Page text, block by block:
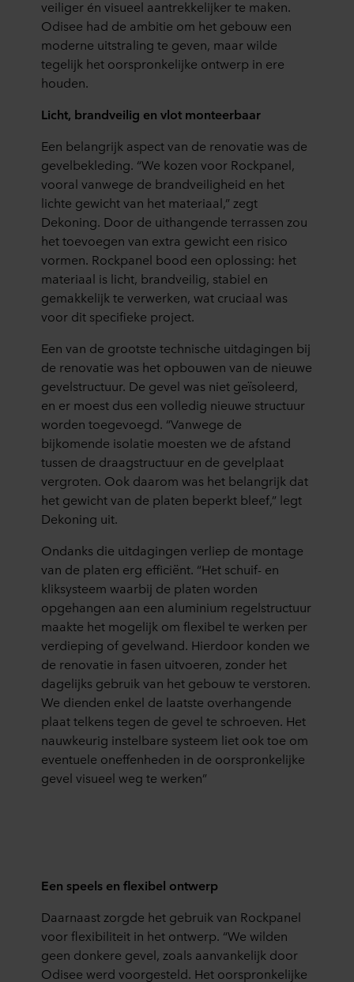
veiliger én visueel aantrekkelijker te maken.
Odisee had de ambitie om het gebouw een
moderne uitstraling te geven, maar wilde
tegelijk het oorspronkelijke ontwerp in ere
houden.
Licht, brandveilig en vlot monteerbaar
Een belangrijk aspect van de renovatie was de
gevelbekleding. “We kozen voor Rockpanel,
vooral vanwege de brandveiligheid en het
lichte gewicht van het materiaal,” zegt
Dekoning. Door de uithangende terrassen zou
het toevoegen van extra gewicht een risico
vormen. Rockpanel bood een oplossing: het
materiaal is licht, brandveilig, stabiel en
gemakkelijk te verwerken, wat cruciaal was
voor dit specifieke project.
Een van de grootste technische uitdagingen bij
de renovatie was het opbouwen van de nieuwe
gevelstructuur. De gevel was niet geïsoleerd,
en er moest dus een volledig nieuwe structuur
worden toegevoegd. “Vanwege de
bijkomende isolatie moesten we de afstand
tussen de draagstructuur en de gevelplaat
vergroten. Ook daarom was het belangrijk dat
het gewicht van de platen beperkt bleef,” legt
Dekoning uit.
Ondanks die uitdagingen verliep de montage
van de platen erg efficiënt. “Het schuif- en
kliksysteem waarbij de platen worden
opgehangen aan een aluminium regelstructuur
maakte het mogelijk om flexibel te werken per
verdieping of gevelwand. Hierdoor konden we
de renovatie in fasen uitvoeren, zonder het
dagelijks gebruik van het gebouw te verstoren.
We dienden enkel de laatste overhangende
plaat telkens tegen de gevel te schroeven. Het
nauwkeurig instelbare systeem liet ook toe om
eventuele oneffenheden in de oorspronkelijke
gevel visueel weg te werken”
Een speels en flexibel ontwerp
Daarnaast zorgde het gebruik van Rockpanel
voor flexibiliteit in het ontwerp. “We wilden
geen donkere gevel, zoals aanvankelijk door
Odisee werd voorgesteld. Het oorspronkelijke